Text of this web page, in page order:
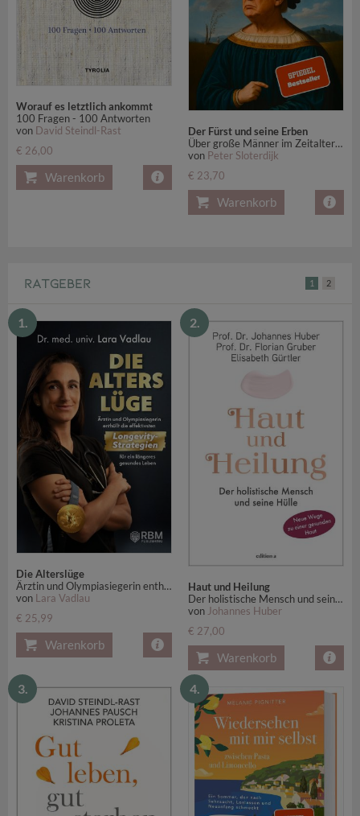
Worauf es letztlich ankommt
100 Fragen - 100 Antworten
von David Steindl-Rast
€ 26,00
Warenkorb
Der Fürst und seine Erben
Über große Männer im Zeitalter der gewöhnlichen Leute
von Peter Sloterdijk
€ 23,70
Warenkorb
RATGEBER 1 2
1.
Die Alterslüge
Ärztin und Olympiasiegerin enthüllt die effektivsten Longevity-Strategien für ein längeres gesundes Leben
von Lara Vadlau
€ 25,99
Warenkorb
2.
Haut und Heilung
Der holistische Mensch und seine Hülle
von Johannes Huber
€ 27,00
Warenkorb
3. 4.